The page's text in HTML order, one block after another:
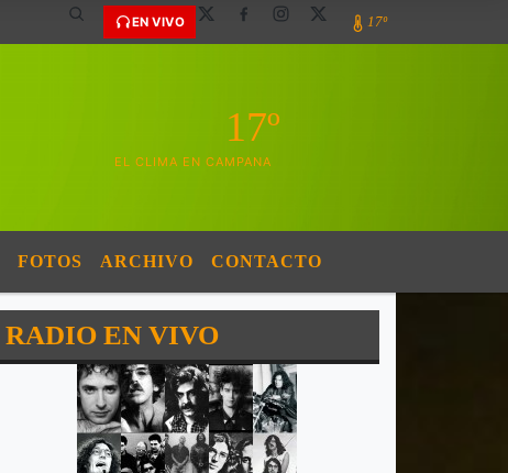
EN VIVO 17º
17º
EL CLIMA EN CAMPANA
FOTOS ARCHIVO CONTACTO
RADIO EN VIVO